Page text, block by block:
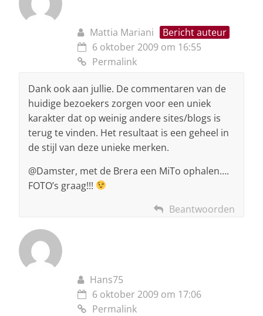
Mattia Mariani
Bericht auteur
6 oktober 2009 om 16:55
Permalink
Dank ook aan jullie. De commentaren van de
huidige bezoekers zorgen voor een uniek
karakter dat op weinig andere sites/blogs is
terug te vinden. Het resultaat is een geheel in
de stijl van deze unieke merken.
@Damster, met de Brera een MiTo ophalen….
FOTO’s graag!!!
Beantwoorden
Hans75
6 oktober 2009 om 17:06
Permalink